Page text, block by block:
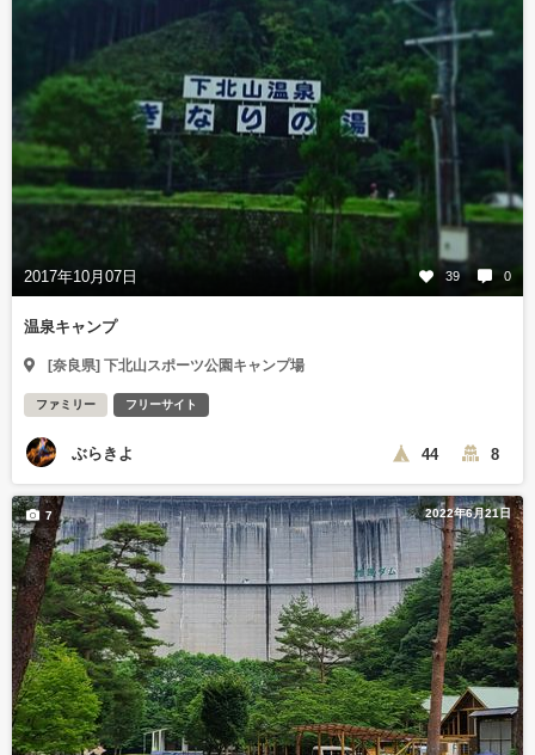
2017年10月07日 39 0
温泉キャンプ
[奈良県] 下北山スポーツ公園キャンプ場
ファミリー フリーサイト
ぶらきよ 44 8
2022年6月21日
7